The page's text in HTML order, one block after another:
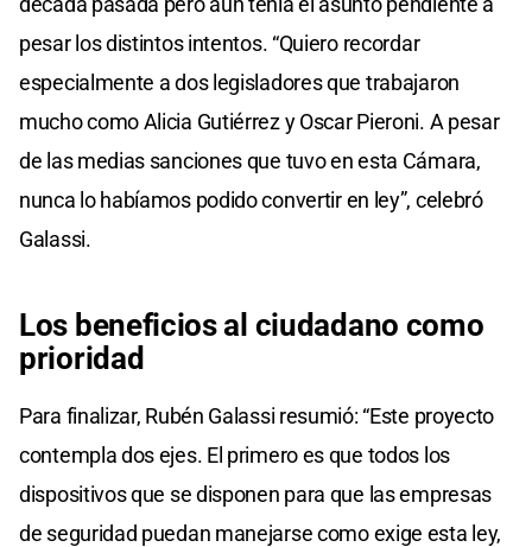
pesar los distintos intentos. “Quiero recordar
especialmente a dos legisladores que trabajaron
mucho como Alicia Gutiérrez y Oscar Pieroni. A pesar
de las medias sanciones que tuvo en esta Cámara,
nunca lo habíamos podido convertir en ley”, celebró
Galassi.
Los beneficios al ciudadano como
prioridad
Para finalizar, Rubén Galassi resumió: “Este proyecto
contempla dos ejes. El primero es que todos los
dispositivos que se disponen para que las empresas
de seguridad puedan manejarse como exige esta ley,